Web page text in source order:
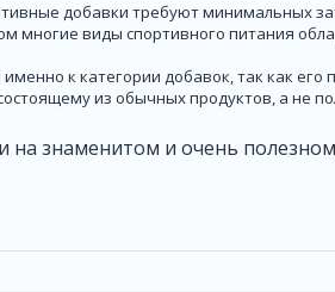
добавки требуют минимальных
многие виды спортивного питания
к категории добавок, так как
из обычных продуктов, а не
знаменитом и очень полезном